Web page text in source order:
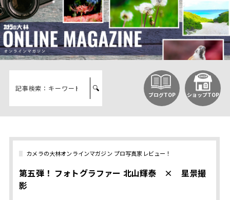
ブログTOP ショップTOP
カメラの大林オンラインマガジン プロ写真家レビュー！
第五弾！ フォトグラファー 北山輝泰 × 星景撮
影